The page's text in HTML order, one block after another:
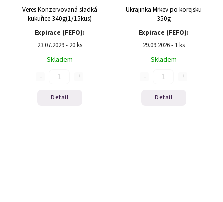
Veres Konzervovaná sladká
kukuřice 340g(1/15kus)
Expirace (FEFO):
23.07.2029 - 20 ks
Skladem
Detail
Ukrajinka Mrkev po korejsku
350g
Expirace (FEFO):
29.09.2026 - 1 ks
Skladem
Detail